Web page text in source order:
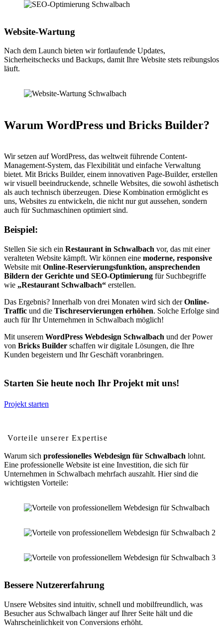
Website-Wartung
Nach dem Launch bieten wir fortlaufende Updates,
Sicherheitschecks und Backups, damit Ihre Website stets reibungslos
läuft.
Warum WordPress und Bricks Builder?
Wir setzen auf WordPress, das weltweit führende Content-
Management-System, das Flexibilität und einfache Verwaltung
bietet. Mit Bricks Builder, einem innovativen Page-Builder, erstellen
wir visuell beeindruckende, schnelle Websites, die sowohl ästhetisch
als auch technisch überzeugen. Diese Kombination ermöglicht es
uns, Websites zu entwickeln, die nicht nur gut aussehen, sondern
auch für Suchmaschinen optimiert sind.
Beispiel:
Stellen Sie sich ein Restaurant in Schwalbach vor, das mit einer
veralteten Website kämpft. Wir können eine moderne, responsive
Website mit Online-Reservierungsfunktion, ansprechenden
Bildern der Gerichte und SEO-Optimierung für Suchbegriffe
wie „Restaurant Schwalbach“ erstellen.
Das Ergebnis? Innerhalb von drei Monaten wird sich derOnline-
Traffic und die Tischreservierungen erhöhen. Solche Erfolge sind
auch für Ihr Unternehmen in Schwalbach möglich!
Mit unserem WordPress Webdesign Schwalbach und der Power
von Bricks Builder schaffen wir digitale Lösungen, die Ihre
Kunden begeistern und Ihr Geschäft voranbringen.
Starten Sie heute noch Ihr Projekt mit uns!
Projekt starten
Vorteile unserer Expertise
Warum sich professionelles Webdesign für Schwalbach lohnt.
Eine professionelle Website ist eine Investition, die sich für
Unternehmen in Schwalbach mehrfach auszahlt. Hier sind die
wichtigsten Vorteile:
Bessere Nutzererfahrung
Unsere Websites sind intuitiv, schnell und mobilfreundlich, was
Besucher aus Schwalbach länger auf Ihrer Seite hält und die
Wahrscheinlichkeit von Conversions erhöht.